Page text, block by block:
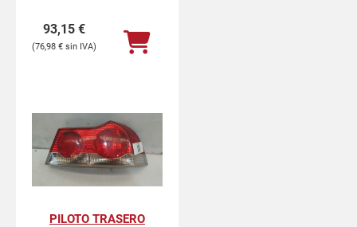
93,15 €
76,98 €
PILOTO TRASERO